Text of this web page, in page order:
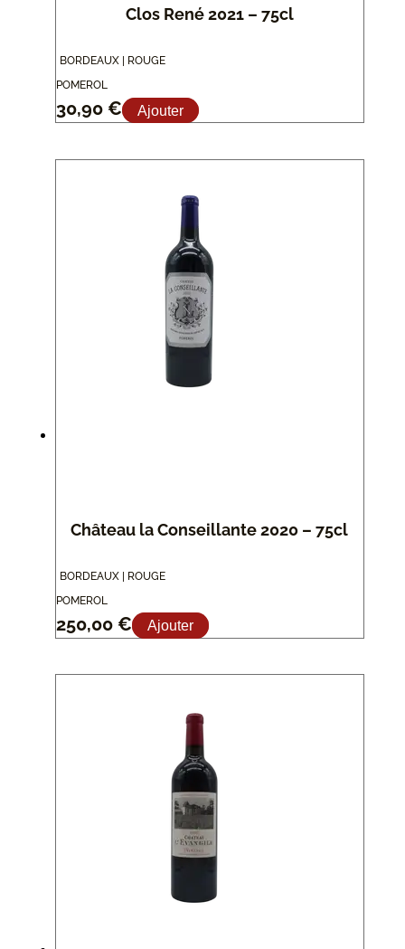
Clos René 2021 – 75cl
BORDEAUX | ROUGE
POMEROL
30,90 € Ajouter
Château la Conseillante 2020 – 75cl
BORDEAUX | ROUGE
POMEROL
250,00 € Ajouter